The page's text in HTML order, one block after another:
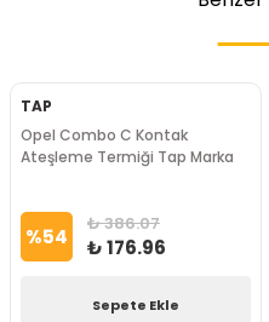
TAP
Opel Combo C Kontak
Ateşleme Termiği Tap Marka
%54 ₺ 386.07
₺ 176.96
Sepete Ekle